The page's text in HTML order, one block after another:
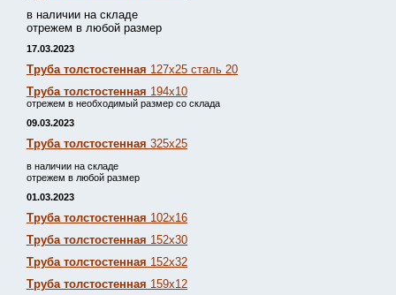
в наличии на складе
отрежем в любой размер
17.03.2023
Труба толстостенная 127х25 сталь 20
Труба толстостенная 194х10
отрежем в необходимый размер со склада
09.03.2023
Труба толстостенная 325х25
в наличии на складе
отрежем в любой размер
01.03.2023
Труба толстостенная 102х16
Труба толстостенная 152х30
Труба толстостенная 152х32
Труба толстостенная 159х12